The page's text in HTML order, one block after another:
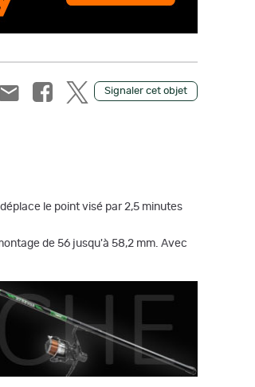
Signaler cet objet
le point visé par 2,5 minutes
de 56 jusqu'à 58,2 mm. Avec